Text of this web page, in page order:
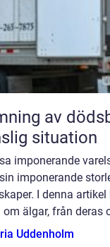
av
situation
imponerande
imponerande
I denna
älgar, från deras
Uddenholm